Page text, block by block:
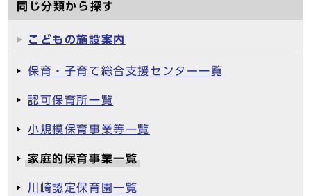
同じ分類から探す
こどもの施設案内
保育・子育て総合支援センター一覧
認可保育所一覧
小規模保育事業等一覧
家庭的保育事業一覧
川崎認定保育園一覧